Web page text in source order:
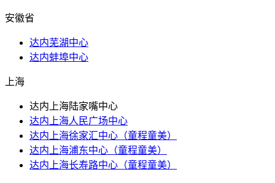
安徽省
达内芜湖中心
达内蚌埠中心
上海
达内上海陆家嘴中心
达内上海人民广场中心
达内上海徐家汇中心（童程童美）
达内上海浦东中心（童程童美）
达内上海长寿路中心（童程童美）